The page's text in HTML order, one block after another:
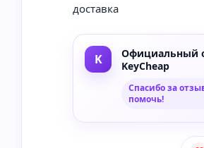
доставка
Официальный
KeyCheap
Спасибо за
помочь!